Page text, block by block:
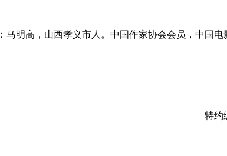
明高，山西孝义市人。中国作家协会会员，中国电
特约编